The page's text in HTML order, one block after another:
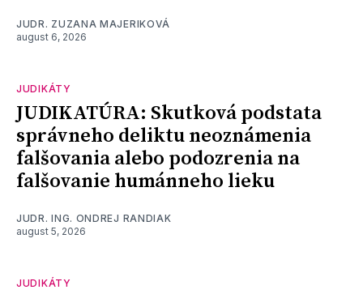
JUDR. ZUZANA MAJERIKOVÁ
august 6, 2026
JUDIKÁTY
JUDIKATÚRA: Skutková podstata
správneho deliktu neoznámenia
falšovania alebo podozrenia na
falšovanie humánneho lieku
JUDR. ING. ONDREJ RANDIAK
august 5, 2026
JUDIKÁTY